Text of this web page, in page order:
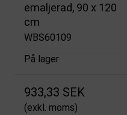
emaljerad, 90 x 120
cm
WBS60109
På lager
933,33 SEK
(exkl. moms)